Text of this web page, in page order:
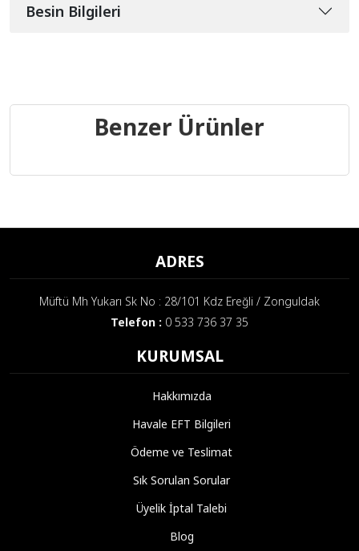
Besin Bilgileri
Benzer Ürünler
ADRES
Müftü Mh Yukarı Sk No : 28/101 Kdz Ereğli / Zonguldak
Telefon : 0 533 736 37 35
KURUMSAL
Hakkımızda
Havale EFT Bilgileri
Ödeme ve Teslimat
Sık Sorulan Sorular
Üyelik İptal Talebi
Blog